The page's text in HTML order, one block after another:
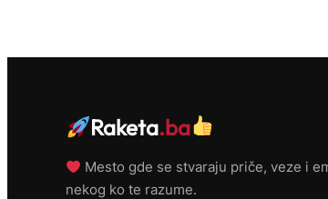
Raketa.ba
Mesto gde se stvaraju priče, veze i
nekog ko te razume.